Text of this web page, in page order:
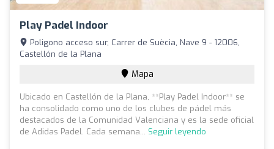
Play Padel Indoor
Poligono acceso sur, Carrer de Suècia, Nave 9 - 12006,
Castellón de la Plana
Mapa
Ubicado en Castellón de la Plana, **Play Padel Indoor** se
ha consolidado como uno de los clubes de pádel más
destacados de la Comunidad Valenciana y es la sede oficial
de Adidas Padel. Cada semana... Seguir leyendo